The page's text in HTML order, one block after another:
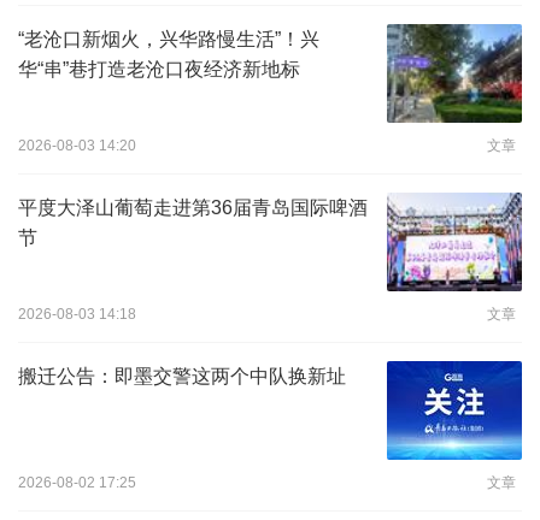
“老沧口新烟火，兴华路慢生活”！兴
华“串”巷打造老沧口夜经济新地标
2026-08-03 14:20 文章
平度大泽山葡萄走进第36届青岛国际啤酒
节
2026-08-03 14:18 文章
搬迁公告：即墨交警这两个中队换新址
2026-08-02 17:25 文章